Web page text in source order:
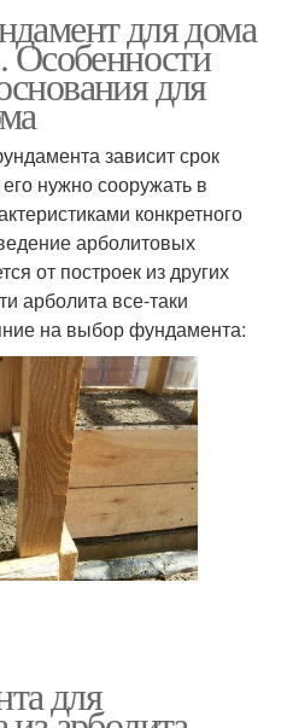
для дома
Особенности
для
зависит срок
нужно сооружать в
конкретного
арболитовых
от построек из других
арболита все-таки
на выбор фундамента:
для